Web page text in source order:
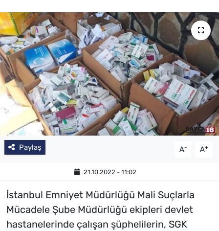
Paylaş A- A+
21.10.2022 - 11:02
İstanbul Emniyet Müdürlüğü Mali Suçlarla
Mücadele Şube Müdürlüğü ekipleri devlet
hastanelerinde çalışan şüphelilerin, SGK